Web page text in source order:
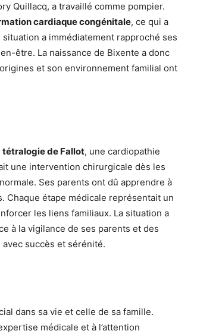
Quillacq, a travaillé comme pompier.
cardiaque congénitale, ce qui a
a immédiatement rapproché ses
être. La naissance de Bixente a donc
et son environnement familial ont
tétralogie de Fallot, une cardiopathie
une intervention chirurgicale dès les
Ses parents ont dû apprendre à
Chaque étape médicale représentait un
les liens familiaux. La situation a
à la vigilance de ses parents et des
succès et sérénité.
dans sa vie et celle de sa famille.
médicale et à l’attention